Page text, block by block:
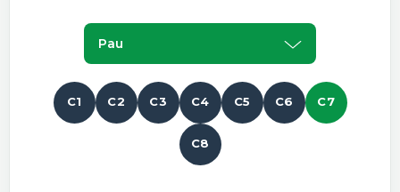
Pau
C1 C2 C3 C4 C5 C6 C7
C8